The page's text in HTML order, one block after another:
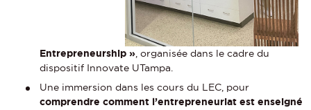
Entrepreneurship », organisée dans le cadre du
dispositif Innovate UTampa.
Une immersion dans les cours du LEC, pour
comprendre comment l’entrepreneuriat est enseigné